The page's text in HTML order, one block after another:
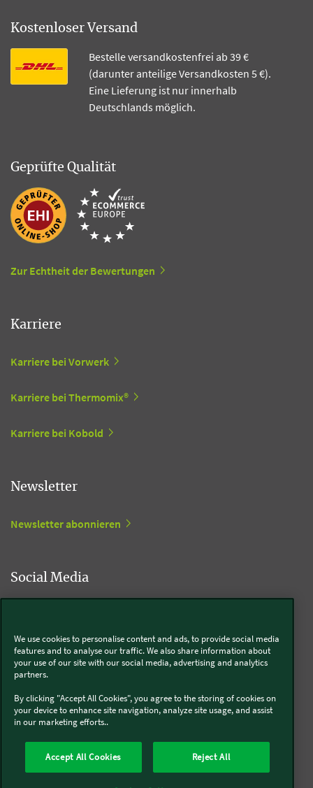
Kostenloser Versand
Bestelle versandkostenfrei ab 39 €
(darunter anteilige Versandkosten 5 €).
Eine Lieferung ist nur innerhalb
Deutschlands möglich.
Geprüfte Qualität
Zur Echtheit der Bewertungen
Karriere
Karriere bei Vorwerk
Karriere bei Thermomix®
Karriere bei Kobold
Newsletter
Newsletter abonnieren
Social Media
Thermomix®
Presse Batterie- und Altgeräteentsorgung
We use cookies to personalise content and ads, to provide social media
features and to analyse our traffic. We also share information about
your use of our site with our social media, advertising and analytics
partners.
By clicking "Accept All Cookies", you agree to the storing of cookies on
your device to enhance site navigation, analyze site usage, and assist
in our marketing efforts..
Accept All Cookies Reject All